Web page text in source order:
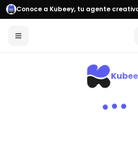
Conoce a Kubeey, tu agente